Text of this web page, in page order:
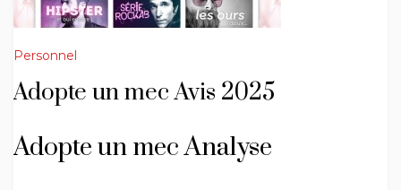
Personnel
Adopte un mec Avis 2025
Adopte un mec Analyse